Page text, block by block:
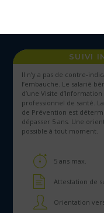
SUIVI
Il n’y a pas de contre-
l’embauche. Le salarié
d’une Visite
professionnel de santé.
de Prévention est
dépasser 5 ans. Une
possible à tout moment.
5 ans max.
Attestation de
Orientation